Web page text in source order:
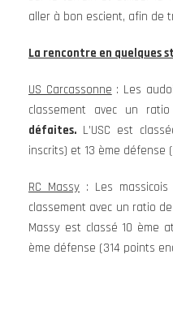
aller à bon escient, afin de
La rencontre en quelques
US Carcassonne : Les
classement avec un
défaites. L’USC est
inscrits) et 13 ème défense
RC Massy : Les
classement avec un ratio de
Massy est classé 10 ème
ème défense (314 points